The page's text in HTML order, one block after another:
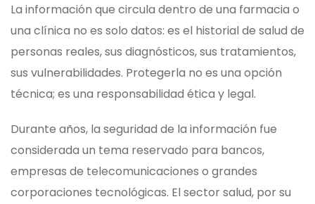
La información que circula dentro de una farmacia o
una clínica no es solo datos: es el historial de salud de
personas reales, sus diagnósticos, sus tratamientos,
sus vulnerabilidades. Protegerla no es una opción
técnica; es una responsabilidad ética y legal.
Durante años, la seguridad de la información fue
considerada un tema reservado para bancos,
empresas de telecomunicaciones o grandes
corporaciones tecnológicas. El sector salud, por su